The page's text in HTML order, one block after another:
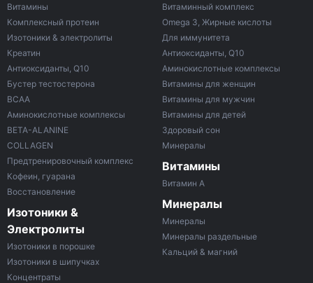
Витамины
Комплексный протеин
Изотоники & электролиты
Креатин
Антиоксиданты, Q10
Бустер тестостерона
ВСАА
Аминокислотные комплексы
BETA-ALANINE
COLLAGEN
Предтренировочный комплекс
Кофеин, гуарана
Восстановление
Изотоники &
Электролиты
Изотоники в порошке
Изотоники в шипучках
Концентраты
Витаминный комплекс
Omega 3, Жирные кислоты
Для иммунитета
Антиоксиданты, Q10
Аминокислотные комплексы
Витамины для женщин
Витамины для мужчин
Витамины для детей
Здоровый сон
Минералы
Витамины
Витамин A
Минералы
Минералы
Минералы раздельные
Кальций & магний